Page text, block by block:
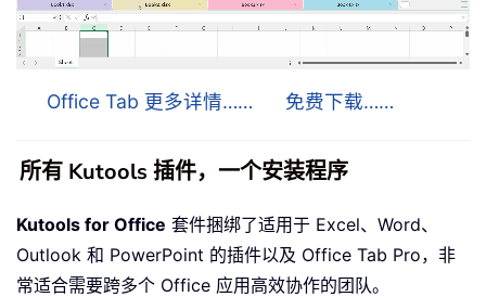
Office Tab 更多详情…… 免费下载……
所有 Kutools 插件，一个安装程序
Kutools for Office 套件捆绑了适用于 Excel、Word、
Outlook 和 PowerPoint 的插件以及 Office Tab Pro，非
常适合需要跨多个 Office 应用高效协作的团队。